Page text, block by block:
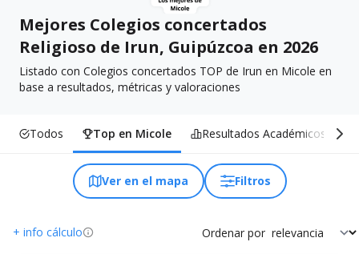
Mejores Colegios concertados
Religioso de Irun, Guipúzcoa en 2026
Listado con Colegios concertados TOP de Irun en Micole en
base a resultados, métricas y valoraciones
Todos Top en Micole Resultados Académicos
Ver en el mapa Filtros
+ info cálculo Ordenar por